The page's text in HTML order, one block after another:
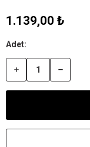
1.139,00 ₺